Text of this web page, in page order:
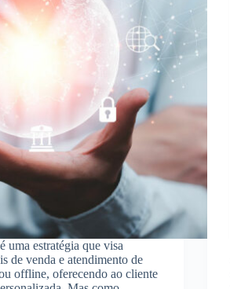
uma estratégia que visa
de venda e atendimento de
offline, oferecendo ao cliente